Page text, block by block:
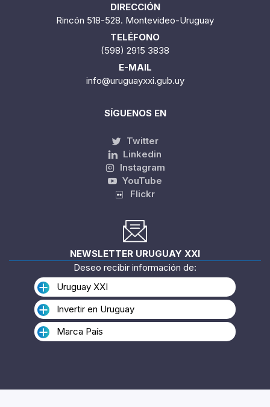
DIRECCIÓN
Rincón 518-528. Montevideo-Uruguay
TELÉFONO
(598) 2915 3838
E-MAIL
info@uruguayxxi.gub.uy
SÍGUENOS EN
Twitter
Linkedin
Instagram
YouTube
Flickr
NEWSLETTER URUGUAY XXI
Deseo recibir información de:
Uruguay XXI
Invertir en Uruguay
Marca País